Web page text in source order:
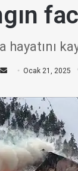
hayatını
Bir
posta
göndermek
Ocak 21, 2025